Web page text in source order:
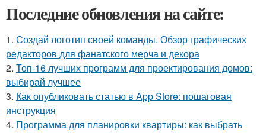
Последние обновления на сайте:
1. Создай логотип своей команды. Обзор графических
редакторов для фанатского мерча и декора
2. Топ-16 лучших программ для проектирования домов:
выбирай лучшее
3. Как опубликовать статью в App Store: пошаговая
инструкция
4. Программа для планировки квартиры: как выбрать